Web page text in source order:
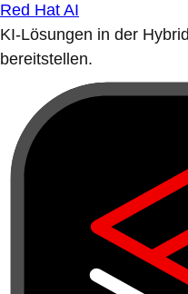
Red Hat AI
KI-Lösungen in der
bereitstellen.